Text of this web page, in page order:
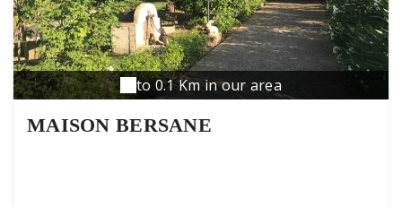
to 0.1 Km in our area
MAISON BERSANE